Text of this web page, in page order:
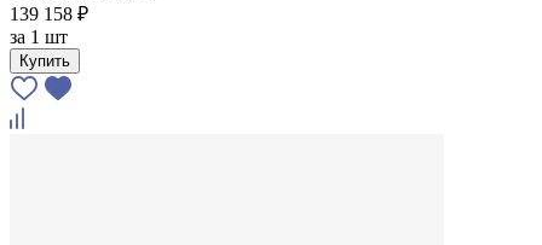
139 158 ₽
за 1 шт
Купить